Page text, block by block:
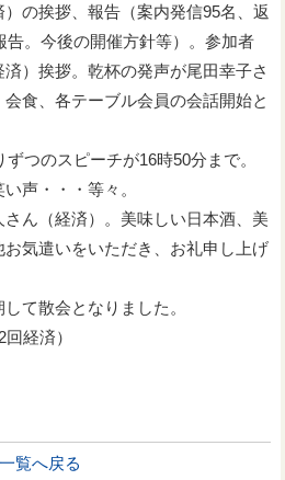
の挨拶、報告（案内発信95名、返
告。今後の開催方針等）。参加者
）挨拶。乾杯の発声が尾田幸子さ
食、各テーブル会員の会話開始と
つのスピーチが16時50分まで。
声・・・等々。
ん（経済）。美味しい日本酒、美
気遣いをいただき、お礼申し上げ
て散会となりました。
経済）
一覧へ戻る